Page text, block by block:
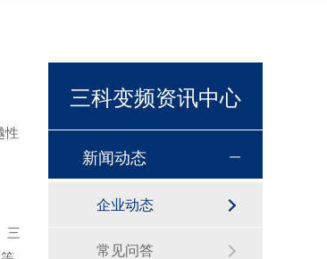
性
三
三科变频资讯中心
新闻动态
企业动态
常见问答